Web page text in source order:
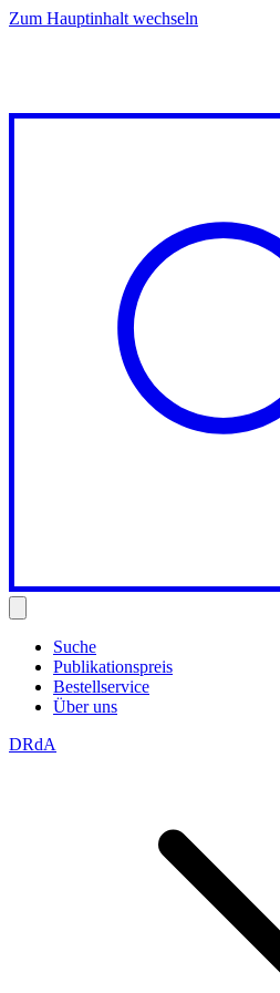
Zum Hauptinhalt wechseln
Suche
Publikationspreis
Bestellservice
Über uns
DRdA